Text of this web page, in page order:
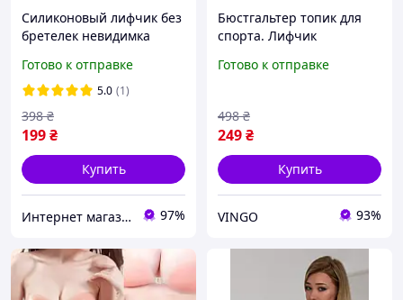
Силиконовый лифчик без
бретелек невидимка
bra,бюстгальтер Флай
Бра невидимая спинка
(FBN-4)
Готово к отправке
5.0 (1)
199₴
398 ₴
Купить
Интернет магазин MegaTextile 97%
Бюстгальтер топик для
спорта. Лифчик
Лиф бра без косточек,
Готово к отправке
249₴
498 ₴
Купить
VINGO 93%